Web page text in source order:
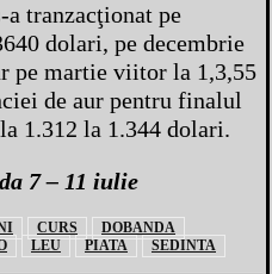
a tranzacţionat pe
dolari, pe decembrie
pe martie viitor la 1,3,55
de aur pentru finalul
1.312 la 1.344 dolari.
7 – 11 iulie
CURS
DOBANDA
LEU PIATA
SEDINTA